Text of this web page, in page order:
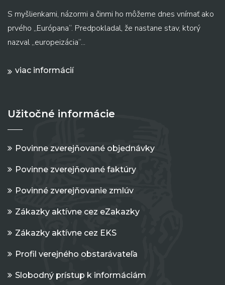
S myšlienkami, názormi a činmi ho môžeme dnes vnímať ako
prvého „Európana“. Predpokladal, že nastane stav, ktorý
nazval „europeizácia“...
viac informácií
Užitočné informácie
Povinne zverejňované objednávky
Povinne zverejňované faktúry
Povinné zverejňovanie zmlúv
Zákazky aktívne cez eZakazky
Zákazky aktívne cez EKS
Profil verejného obstarávateľa
Slobodný prístup k informáciám